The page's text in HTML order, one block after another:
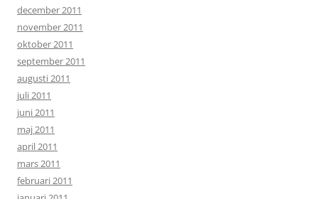
december 2011
november 2011
oktober 2011
september 2011
augusti 2011
juli 2011
juni 2011
maj 2011
april 2011
mars 2011
februari 2011